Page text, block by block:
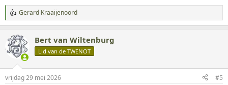
W
a
r
d
n
Gerard Kraaijenoord
Bert van Wiltenburg
Lid van de TWENOT
vrijdag 29 mei 2026 #5